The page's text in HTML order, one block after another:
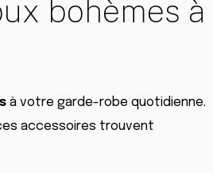
bohèmes à
à votre garde-robe quotidienne.
accessoires trouvent